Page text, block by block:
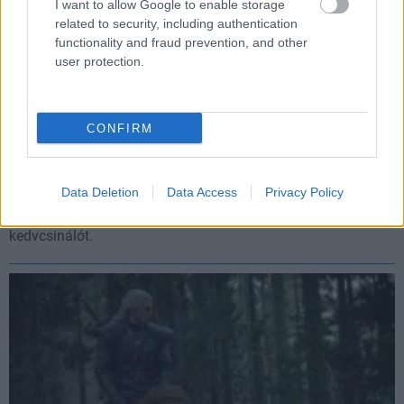
I want to allow Google to enable storage
related to security, including authentication
functionality and fraud prevention, and other
user protection.
CONFIRM
Data Deletion Data Access Privacy Policy
Megkaptuk a The Witcher: Blood Origin első
| 2021.12.17 16:16
kedvcsinálót.